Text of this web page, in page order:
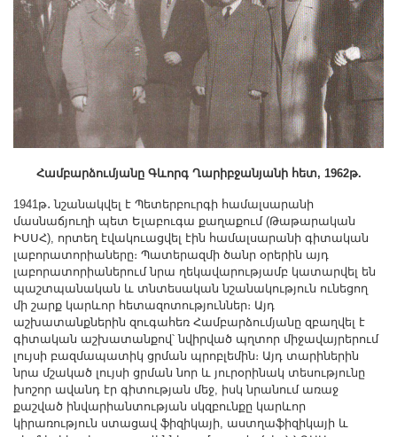
Համբարձումյանը Գևորգ Ղարիբջանյանի հետ, 1962թ.
1941թ․ նշանակվել է Պետերբուրգի համալսարանի
մասնաճյուղի պետ Ելաբուգա քաղաքում (Թաթարական
ԻՍՍՀ), որտեղ էվակուացվել էին համալսարանի գիտական
լաբորատորիաները։ Պատերազմի ծանր օրերին այդ
լաբորատորիաներում նրա ղեկավարությամբ կատարվել են
պաշտպանական և տնտեսական նշանակություն ունեցող
մի շարք կարևոր հետազոտություններ։ Այդ
աշխատանքներին զուգահեռ Համբարձումյանը զբաղվել է
գիտական աշխատանքով՝ նվիրված պղտոր միջավայրերում
լույսի բազմապատիկ ցրման պրոբլեմին։ Այդ տարիներին
նրա մշակած լույսի ցրման նոր և յուրօրինակ տեսությունը
խոշոր ավանդ էր գիտության մեջ, իսկ նրանում առաջ
քաշված ինվարիանտության սկզբունքը կարևոր
կիրառություն ստացավ ֆիզիկայի, աստղաֆիզիկայի և